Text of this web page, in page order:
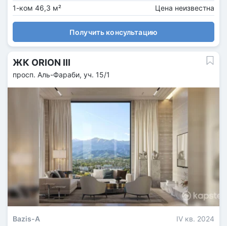
1-ком 46,3 м² Цена неизвестна
Получить консультацию
ЖК ORION III
просп. Аль-Фараби, уч. 15/1
Bazis-A
IV кв. 2024